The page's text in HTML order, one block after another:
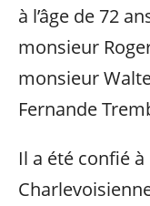
à l’âge de 72
monsieur
monsieur
Fernande
Il a été confié